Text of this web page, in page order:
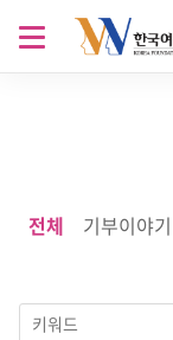
Skip to content
메뉴 열기
전체 기부이야기